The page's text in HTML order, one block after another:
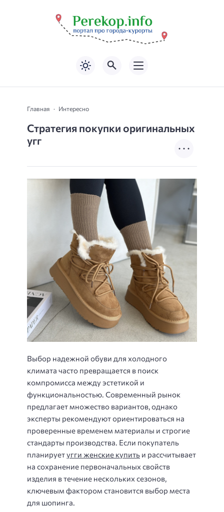
Главная Интересно
Стратегия покупки оригинальных
угг
Выбор надежной обуви для холодного
климата часто превращается в поиск
компромисса между эстетикой и
функциональностью. Современный рынок
предлагает множество вариантов, однако
эксперты рекомендуют ориентироваться на
проверенные временем материалы и строгие
стандарты производства. Если покупатель
планируетугги женские купить и рассчитывает
на сохранение первоначальных свойств
изделия в течение нескольких сезонов,
ключевым фактором становится выбор места
для шопинга.